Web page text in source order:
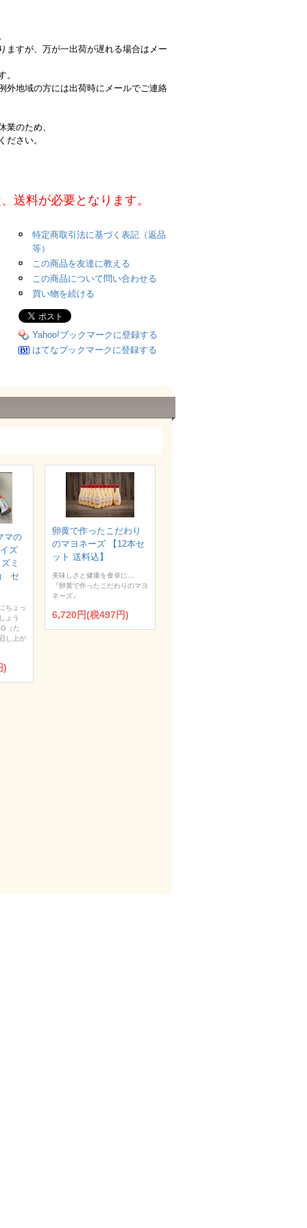
ますが、万が一出荷が遅れる場合はメー
。
外地域の方には出荷時にメールでご連絡
のため、
ださい。
送料が必要となります。
特定商取引法に基づく表記（返品
等）
この商品を友達に教える
この商品について問い合わせる
買い物を続ける
Yahoo!ブックマークに登録する
はてなブックマークに登録する
マの
ズ
ミ
セ
ちょっ
ょう
（た
し上が
)
卵黄で作ったこだわり
のマヨネーズ 【12本セ
ット 送料込】
美味しさと健康を食卓に…
『卵黄で作ったこだわりのマヨ
ネーズ』
6,720円(税497円)